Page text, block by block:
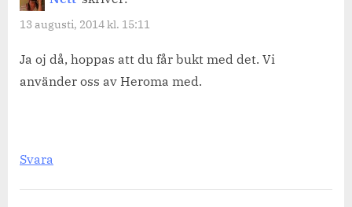
13 augusti, 2014 kl. 15:11
Ja oj då, hoppas att du får bukt med det. Vi
använder oss av Heroma med.
Svara